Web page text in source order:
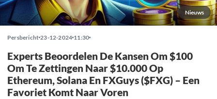
Nieuws
Persbericht 23-12-2024 11:30
Experts Beoordelen De Kansen Om $100
Om Te Zettingen Naar $10.000 Op
Ethereum, Solana En FXGuys ($FXG) – Een
Favoriet Komt Naar Voren